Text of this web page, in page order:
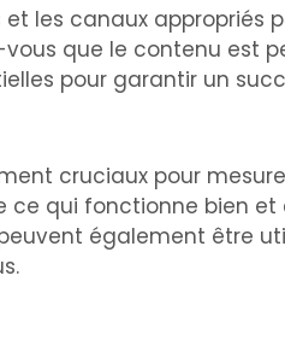
les canaux
que le contenu est
pour garantir un
cruciaux pour
qui fonctionne bien
également être